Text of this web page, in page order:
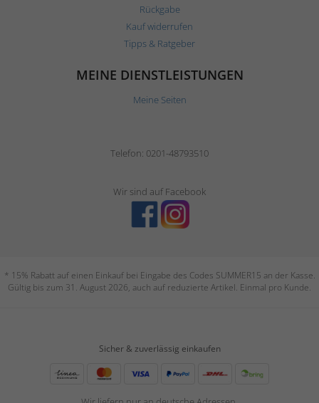
Rückgabe
Kauf widerrufen
Tipps & Ratgeber
MEINE DIENSTLEISTUNGEN
Meine Seiten
Telefon: 0201-48793510
Wir sind auf Facebook
* 15% Rabatt auf einen Einkauf bei Eingabe des Codes SUMMER15 an der Kasse.
Gültig bis zum 31. August 2026, auch auf reduzierte Artikel. Einmal pro Kunde.
Sicher & zuverlässig einkaufen